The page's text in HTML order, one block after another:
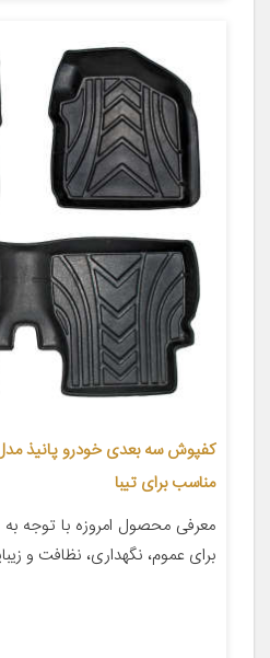
مناسب برای تیبا
معرفی محصول امروزه با توجه به
برای عموم، نگهداری، نظافت و